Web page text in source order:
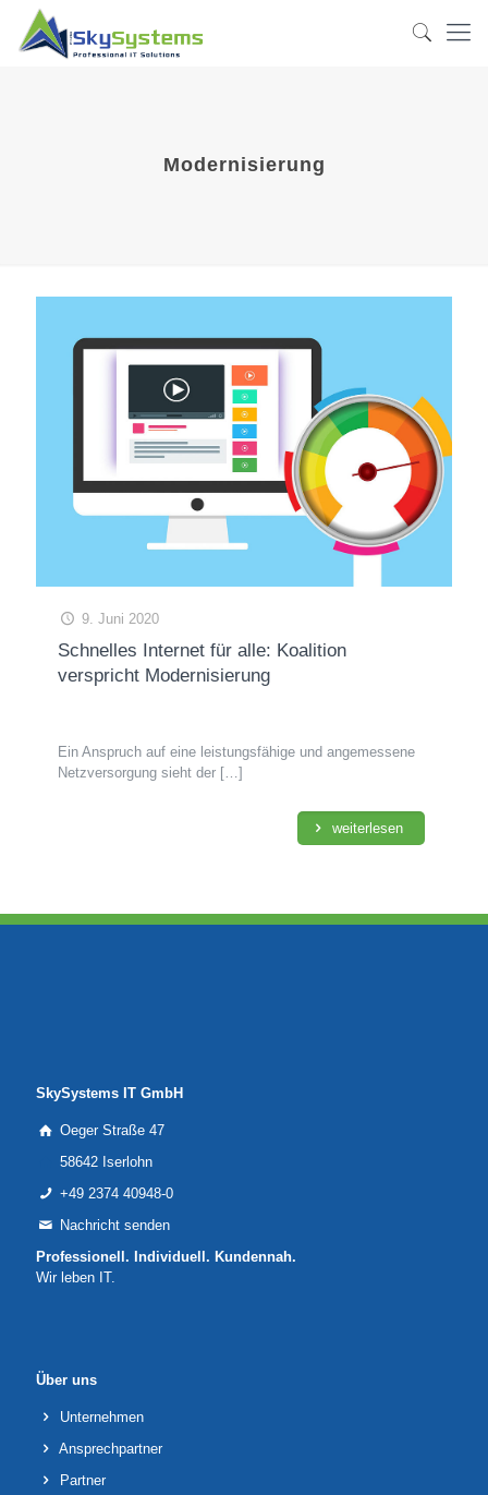
Modernisierung
9. Juni 2020
Schnelles Internet für alle: Koalition
verspricht Modernisierung
Ein Anspruch auf eine leistungsfähige und angemessene
Netzversorgung sieht der […]
weiterlesen
SkySystems IT GmbH
Oeger Straße 47
58642 Iserlohn
+49 2374 40948-0
Nachricht senden
Professionell. Individuell. Kundennah.
Wir leben IT.
Über uns
Unternehmen
Ansprechpartner
Partner